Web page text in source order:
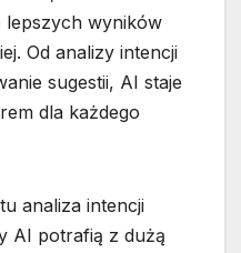
lepszych wyników
Od analizy intencji
sugestii, AI staje
dla każdego
analiza intencji
AI potrafią z dużą